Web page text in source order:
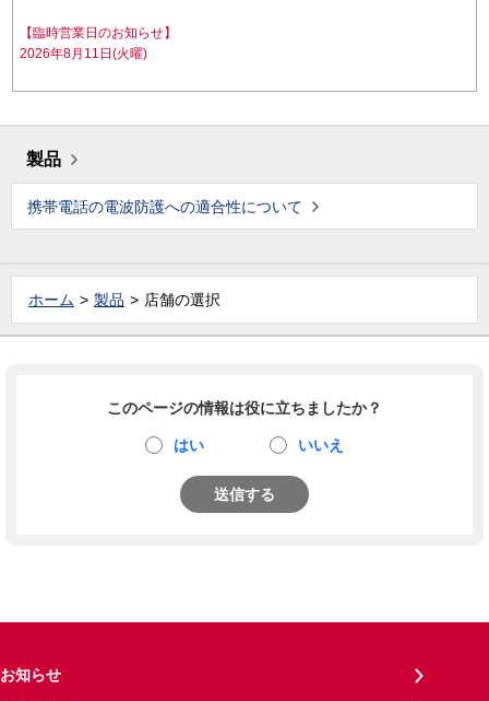
【臨時営業日のお知らせ】
2026年8月11日(火曜)
製品
携帯電話の電波防護への適合性について
ホーム 製品 店舗の選択
このページの情報は役に立ちましたか？
はい いいえ
送信する
お知らせ